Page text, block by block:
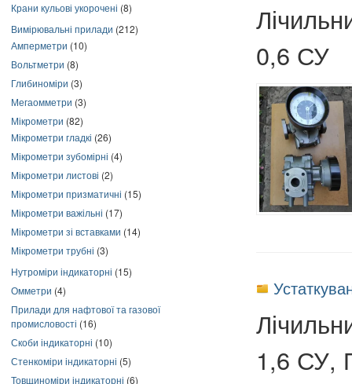
Крани кульові укорочені (8)
Вимірювальні прилади (212)
Амперметри (10)
Вольтметри (8)
Глибиноміри (3)
Мегаомметри (3)
Мікрометри (82)
Мікрометри гладкі (26)
Мікрометри зубомірні (4)
Мікрометри листові (2)
Мікрометри призматичні (15)
Мікрометри важільні (17)
Мікрометри зі вставками (14)
Мікрометри трубні (3)
Нутроміри індикаторні (15)
Омметри (4)
Прилади для нафтової та газової
промисловості (16)
Скоби індикаторні (10)
Стенкоміри індикаторні (5)
Товщиноміри індикаторні (6)
0,6 СУ
1,6 СУ,